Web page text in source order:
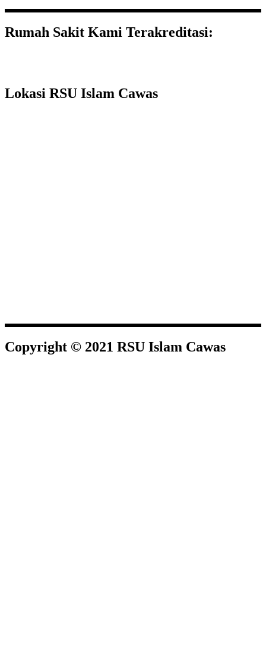
Rumah Sakit Kami Terakreditasi:
Lokasi RSU Islam Cawas
Copyright © 2021 RSU Islam Cawas